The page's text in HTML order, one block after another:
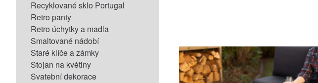
Recyklované sklo Portugal
Retro panty
Retro úchytky a madla
Smaltované nádobí
Staré klíče a zámky
Stojan na květiny
Svatební dekorace